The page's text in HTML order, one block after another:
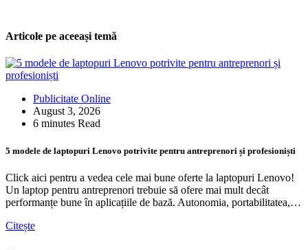
Articole pe aceeași temă
Publicitate Online
August 3, 2026
6 minutes Read
5 modele de laptopuri Lenovo potrivite pentru antreprenori și profesioniști
Click aici pentru a vedea cele mai bune oferte la laptopuri Lenovo!
Un laptop pentru antreprenori trebuie să ofere mai mult decât
performanțe bune în aplicațiile de bază. Autonomia, portabilitatea,…
Citește